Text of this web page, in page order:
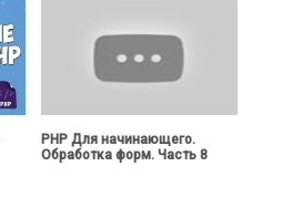
PHP Для начинающего.
Обработка форм. Часть 8